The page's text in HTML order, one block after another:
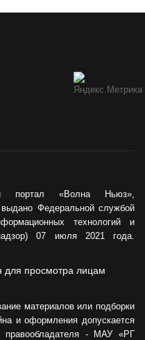
портал «Волна Ньюз»,
Федеральной службой
технологий и
07 июля 2021 года.
для просмотра лицам
материалов или подборки
и оформления допускается
правообладателя - МАУ «РГ